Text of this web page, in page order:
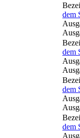
dem
dem
dem
dem